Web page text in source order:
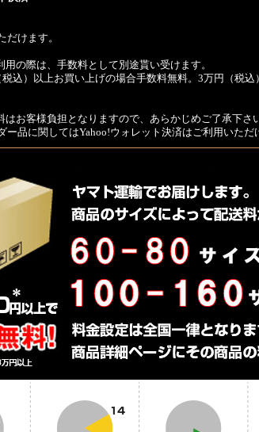
だけます。
の際は、手数料として別途貰い受けます。
込）以上お買い上げの場合手数料無料。3万円（税
お客様負担となりますので、あらかじめご了承下さ
ー品に関してはYahoo!ウォレット決済はご利用いただ